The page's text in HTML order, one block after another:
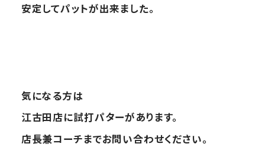
安定してパットが出来ました。
気になる方は
江古田店に試打パターがあります。
店長兼コーチまでお問い合わせください。